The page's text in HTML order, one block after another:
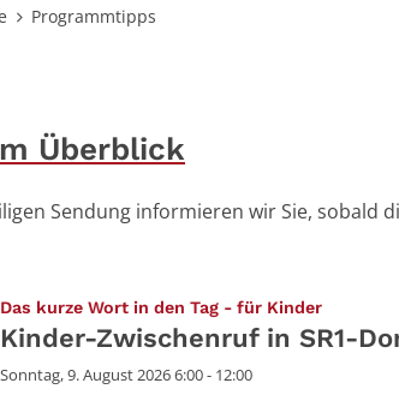
Programmtipps
Überblick
Sendung informieren wir Sie, sobald
Das kurze Wort in den Tag - für Kinder:
Kinder-Zwischenruf in SR1-
Sonntag, 9. August 2026 6:00 - 12:00